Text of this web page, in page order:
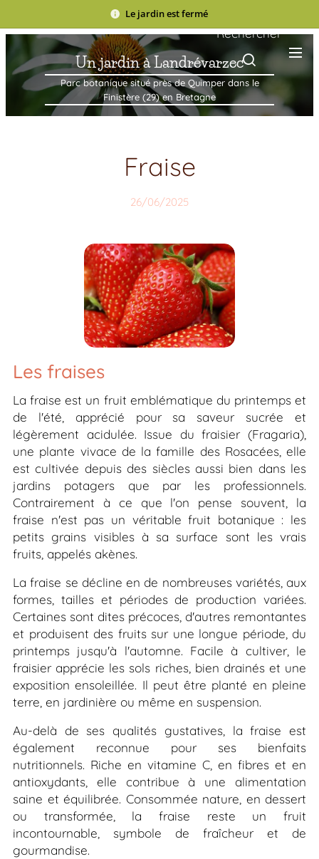
Le jardin est fermé
Un jardin à Landrévarzec
Parc botanique situé près de Quimper dans le
Finistère (29) en Bretagne
Rechercher
Fraise
26/06/2025
Les fraises
La fraise est un fruit emblématique du printemps et
de l'été, apprécié pour sa saveur sucrée et
légèrement acidulée. Issue du fraisier (Fragaria),
une plante vivace de la famille des Rosacées, elle
est cultivée depuis des siècles aussi bien dans les
jardins potagers que par les professionnels.
Contrairement à ce que l'on pense souvent, la
fraise n'est pas un véritable fruit botanique : les
petits grains visibles à sa surface sont les vrais
fruits, appelés akènes.
La fraise se décline en de nombreuses variétés, aux
formes, tailles et périodes de production variées.
Certaines sont dites précoces, d'autres remontantes
et produisent des fruits sur une longue période, du
printemps jusqu'à l'automne. Facile à cultiver, le
fraisier apprécie les sols riches, bien drainés et une
exposition ensoleillée. Il peut être planté en pleine
terre, en jardinière ou même en suspension.
Au-delà de ses qualités gustatives, la fraise est
également reconnue pour ses bienfaits
nutritionnels. Riche en vitamine C, en fibres et en
antioxydants, elle contribue à une alimentation
saine et équilibrée. Consommée nature, en dessert
ou transformée, la fraise reste un fruit
incontournable, symbole de fraîcheur et de
gourmandise.